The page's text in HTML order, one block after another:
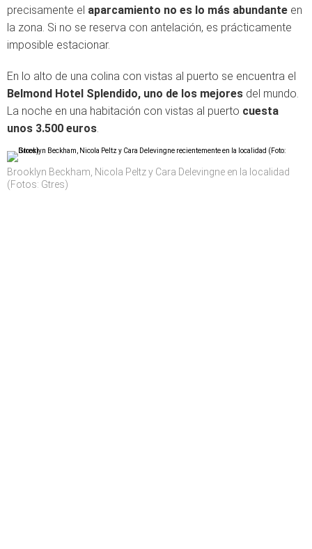
precisamente el aparcamiento no es lo más abundante en
la zona. Si no se reserva con antelación, es prácticamente
imposible estacionar.
En lo alto de una colina con vistas al puerto se encuentra el
Belmond Hotel Splendido, uno de los mejores del mundo.
La noche en una habitación con vistas al puerto cuesta
unos 3.500 euros.
Brooklyn Beckham, Nicola Peltz y Cara Delevingne en la localidad
(Fotos: Gtres)